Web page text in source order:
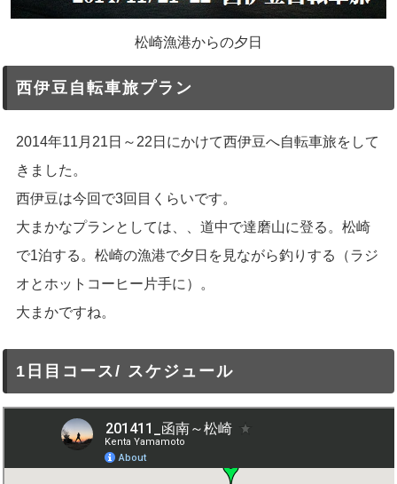
松崎漁港からの夕日
西伊豆自転車旅プラン
2014年11月21日～22日にかけて西伊豆へ自転車旅をして
きました。
西伊豆は今回で3回目くらいです。
大まかなプランとしては、、道中で達磨山に登る。松崎
で1泊する。松崎の漁港で夕日を見ながら釣りする（ラジ
オとホットコーヒー片手に）。
大まかですね。
1日目コース/ スケジュール